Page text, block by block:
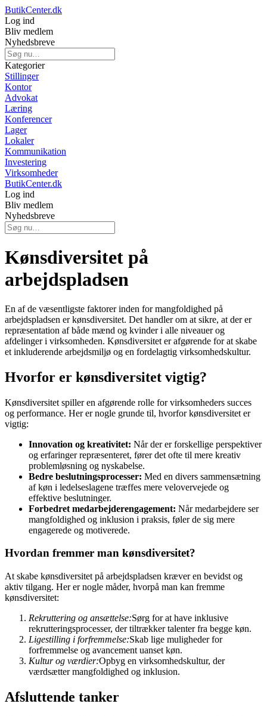
ButikCenter.dk
Log ind
Bliv medlem
Nyhedsbreve
Kategorier
Stillinger
Kontor
Advokat
Læring
Konferencer
Lager
Lokaler
Kommunikation
Investering
Virksomheder
ButikCenter.dk
Log ind
Bliv medlem
Nyhedsbreve
Kønsdiversitet på
arbejdspladsen
En af de væsentligste faktorer inden for mangfoldighed på
arbejdspladsen er kønsdiversitet. Det handler om at sikre, at der er
repræsentation af både mænd og kvinder i alle niveauer og
afdelinger i virksomheden. Kønsdiversitet er afgørende for at skabe
et inkluderende arbejdsmiljø og en fordelagtig virksomhedskultur.
Hvorfor er kønsdiversitet vigtig?
Kønsdiversitet spiller en afgørende rolle for virksomheders succes
og performance. Her er nogle grunde til, hvorfor kønsdiversitet er
vigtig:
Innovation og kreativitet: Når der er forskellige perspektiver
og erfaringer repræsenteret, fører det ofte til mere kreativ
problemløsning og nyskabelse.
Bedre beslutningsprocesser: Med en divers sammensætning
af køn i ledelseslagene træffes mere velovervejede og
effektive beslutninger.
Forbedret medarbejderengagement: Når medarbejdere ser
mangfoldighed og inklusion i praksis, føler de sig mere
engagerede og motiverede.
Hvordan fremmer man kønsdiversitet?
At skabe kønsdiversitet på arbejdspladsen kræver en bevidst og
aktiv tilgang. Her er nogle måder, hvorpå man kan fremme
kønsdiversitet:
Rekruttering og ansættelse:Sørg for at have inklusive
rekrutteringsprocesser, der tiltrækker talenter fra begge køn.
Ligestilling i forfremmelse:Skab lige muligheder for
forfremmelse og avancement uanset køn.
Kultur og værdier:Opbyg en virksomhedskultur, der
værdsætter mangfoldighed og inklusion.
Afsluttende tanker